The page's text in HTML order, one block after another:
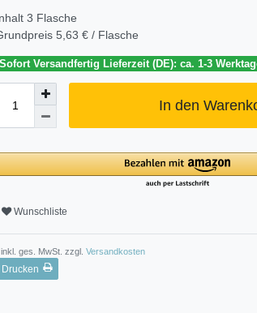
3 Flasche
5,63 € / Flasche
Sofort Versandfertig Lieferzeit (DE): ca. 1-3
In den
Wunschliste
ges. MwSt. zzgl. Versandkosten
Drucken